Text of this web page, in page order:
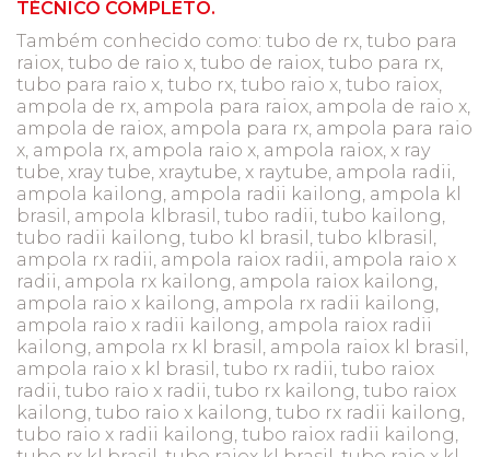
TÉCNICO COMPLETO.
Também conhecido como: tubo de rx, tubo para
raiox, tubo de raio x, tubo de raiox, tubo para rx,
tubo para raio x, tubo rx, tubo raio x, tubo raiox,
ampola de rx, ampola para raiox, ampola de raio x,
ampola de raiox, ampola para rx, ampola para raio
x, ampola rx, ampola raio x, ampola raiox, x ray
tube, xray tube, xraytube, x raytube, ampola radii,
ampola kailong, ampola radii kailong, ampola kl
brasil, ampola klbrasil, tubo radii, tubo kailong,
tubo radii kailong, tubo kl brasil, tubo klbrasil,
ampola rx radii, ampola raiox radii, ampola raio x
radii, ampola rx kailong, ampola raiox kailong,
ampola raio x kailong, ampola rx radii kailong,
ampola raio x radii kailong, ampola raiox radii
kailong, ampola rx kl brasil, ampola raiox kl brasil,
ampola raio x kl brasil, tubo rx radii, tubo raiox
radii, tubo raio x radii, tubo rx kailong, tubo raiox
kailong, tubo raio x kailong, tubo rx radii kailong,
tubo raio x radii kailong, tubo raiox radii kailong,